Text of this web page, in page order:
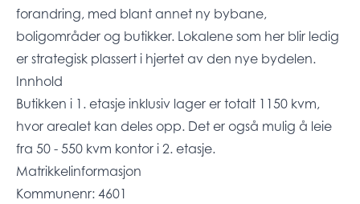
forandring, med blant annet ny bybane,
boligområder og butikker. Lokalene som her blir ledig
er strategisk plassert i hjertet av den nye bydelen.
Innhold
Butikken i 1. etasje inklusiv lager er totalt 1150 kvm,
hvor arealet kan deles opp. Det er også mulig å leie
fra 50 - 550 kvm kontor i 2. etasje.
Matrikkelinformasjon
Kommunenr: 4601